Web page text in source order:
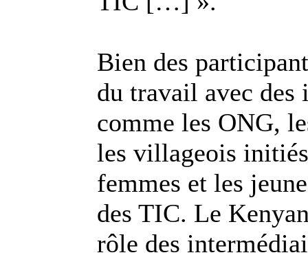
Bien des
du travail avec des
comme les ONG,
les villageois
femmes et les
des TIC. Le
rôle des